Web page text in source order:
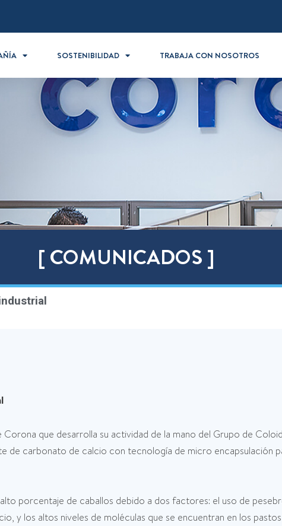
SOSTENIBILIDAD TRABAJA CON NOSOTROS
[ COMUNICADOS ]
que desarrolla su actividad de la mano del Grupo de
de carbonato de calcio con tecnología de micro encapsulación
porcentaje de caballos debido a dos factores: el uso de
y los altos niveles de moléculas que se encuentran en los